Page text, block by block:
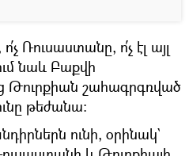
Ռուսաստանը, ո՛չ էլ այլ
նաև Բաքվի
շահագրգռված
թեժանա։
ունի, օրինակ`